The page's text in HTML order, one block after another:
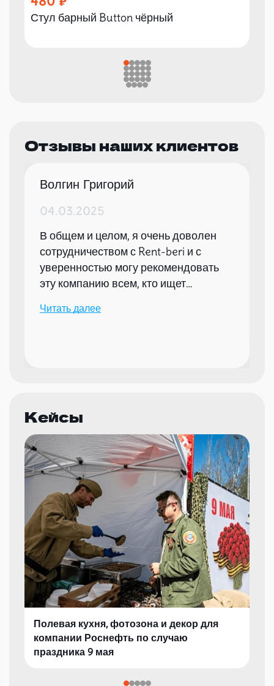
Стул барный Button чёрный
Отзывы наших клиентов
Волгин Григорий
04.03.2025
В общем и целом, я очень доволен
сотрудничеством с Rent-beri и с
уверенностью могу рекомендовать
эту компанию всем, кто ищет
мероприятий.
Читать далее
Кейсы
Полевая кухня, фотозона и декор для
компании Роснефть по случаю
праздника 9 мая